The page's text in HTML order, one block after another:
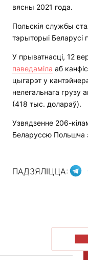
вясны 2021 года.
Польскія службы
тэрыторыі Беларусі
У прыватнасці, 12
паведаміла аб
цыгарэт у
нелегальнага
(418 тыс. долараў).
Узвядзенне 206-
Беларуссю Польшча
ПАДЗЯЛІЦЦА: